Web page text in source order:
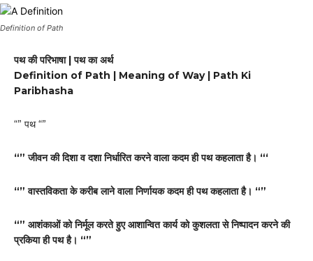
Definition of Path
पथ की परिभाषा | पथ का अर्थ
Definition of Path | Meaning of Way | Path Ki
Paribhasha
“” पथ “”
“” जीवन की दिशा व दशा निर्धारित करने वाला कदम ही पथ कहलाता है। “‘
“” वास्तविकता के करीब लाने वाला निर्णायक कदम ही पथ कहलाता है। “”
“” आशंकाओं को निर्मूल करते हुए आशान्वित कार्य को कुशलता से निष्पादन करने की
प्रकिया ही पथ है। “”